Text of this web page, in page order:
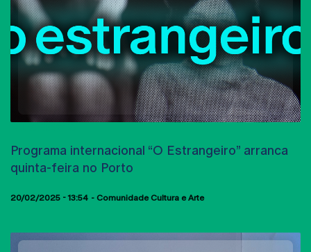
Programa internacional “O Estrangeiro” arranca
quinta-feira no Porto
20/02/2025 - 13:54 Comunidade Cultura e Arte